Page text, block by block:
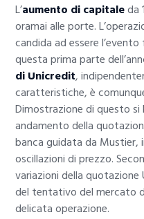
L’aumento di capitaleda
oramai alle porte.
candida ad essere
questa prima parte
di Unicredit,
caratteristiche, è
Dimostrazione di questo
andamento della
banca guidata da
oscillazioni di prezzo.
variazioni della
del tentativo del mercato
delicata operazione.